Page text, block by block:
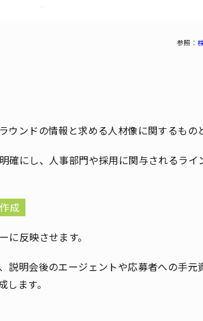
参照：
ンドの情報と求める人材像に関するもの
確にし、人事部門や採用に関与されるライ
成
に反映させます。
説明会後のエージェントや応募者への手元
ます。